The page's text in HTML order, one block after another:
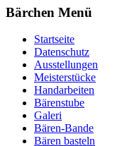
Bärchen Menü
Startseite
Datenschutz
Ausstellungen
Meisterstücke
Handarbeiten
Bärenstube
Galeri
Bären-Bande
Bären basteln